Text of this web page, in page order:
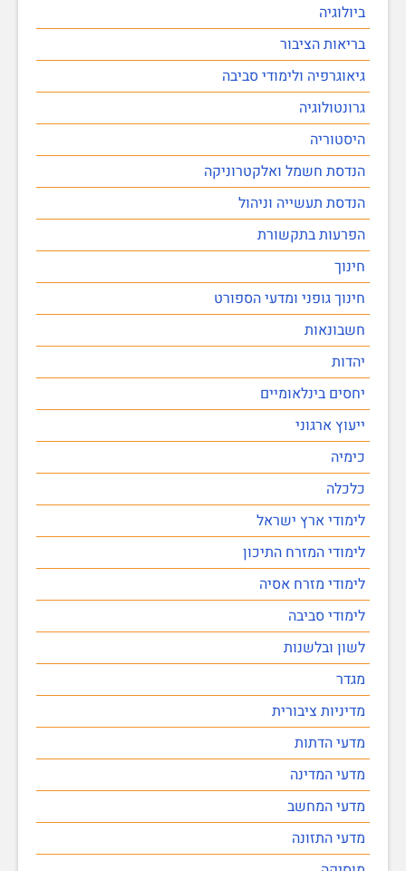
ביולוגיה
בריאות הציבור
גיאוגרפיה ולימודי סביבה
גרונטולוגיה
היסטוריה
הנדסת חשמל ואלקטרוניקה
הנדסת תעשייה וניהול
הפרעות בתקשורת
חינוך
חינוך גופני ומדעי הספורט
חשבונאות
יהדות
יחסים בינלאומיים
ייעוץ ארגוני
כימיה
כלכלה
לימודי ארץ ישראל
לימודי המזרח התיכון
לימודי מזרח אסיה
לימודי סביבה
לשון ובלשנות
מגדר
מדיניות ציבורית
מדעי הדתות
מדעי המדינה
מדעי המחשב
מדעי התזונה